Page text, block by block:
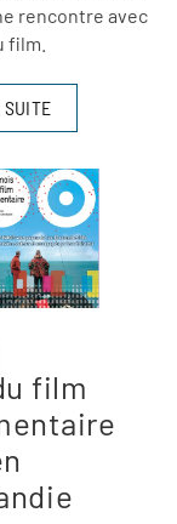
rencontre avec
film.
film